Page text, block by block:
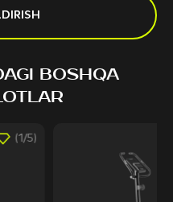
BOSHQA
(1/5)